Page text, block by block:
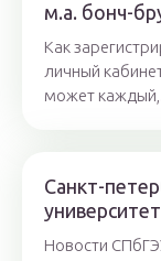
м.а. бонч-
Как
личный
может
Санкт-
Новости